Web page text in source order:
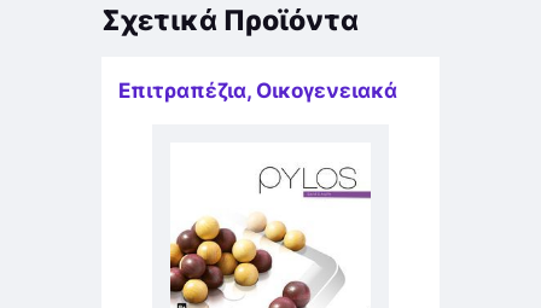
Σχετικά Προϊόντα
Επιτραπέζια, Οικογενειακά